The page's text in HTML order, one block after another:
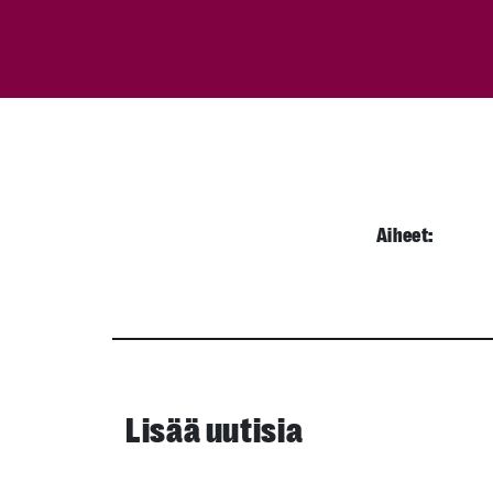
Aiheet:
Lisää uutisia